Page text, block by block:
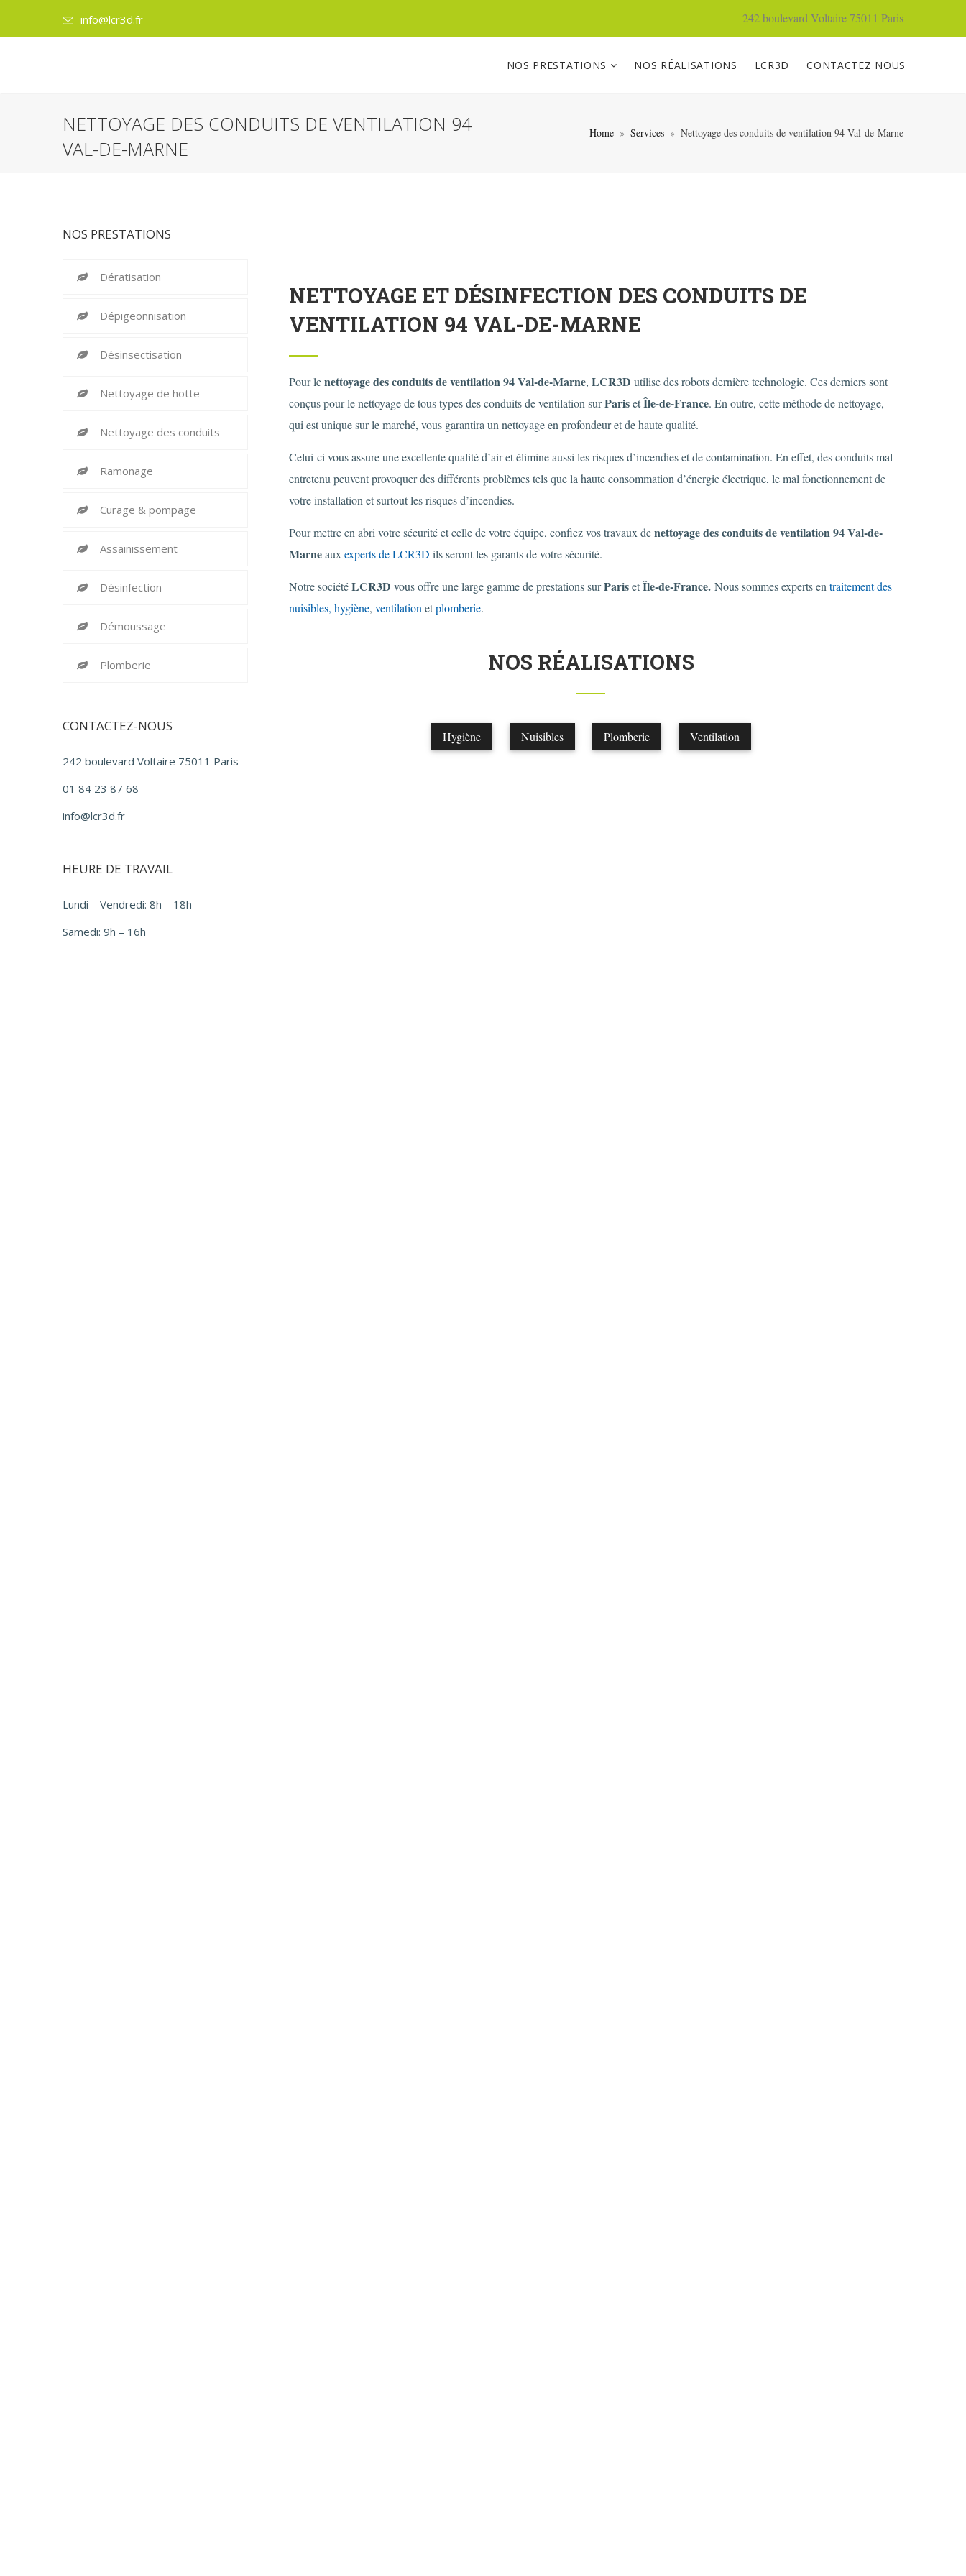
info@lcr3d.fr 242 boulevard Voltaire 75011 Paris
NOS PRESTATIONS NOS RÉALISATIONS LCR3D CONTACTEZ NOUS
NETTOYAGE DES CONDUITS DE VENTILATION 94
VAL-DE-MARNE
Home Services Nettoyage des conduits de ventilation 94 Val-de-Marne
NETTOYAGE ET DÉSINFECTION DES CONDUITS DE
VENTILATION 94 VAL-DE-MARNE
Pour lenettoyage des conduits de ventilation 94 Val-de-Marne, LCR3D utilise des robots dernière technologie. Ces derniers sont
conçus pour le nettoyage de tous types des conduits de ventilation surParisetÎle-de-France. En outre, cette méthode de nettoyage,
qui est unique sur le marché, vous garantira un nettoyage en profondeur et de haute qualité.
Celui-ci vous assure une excellente qualité d’air et élimine aussi les risques d’incendies et de contamination. En effet, des conduits mal
entretenu peuvent provoquer des différents problèmes tels que la haute consommation d’énergie électrique, le mal fonctionnement de
votre installation et surtout les risques d’incendies.
Pour mettre en abri votre sécurité et celle de votre équipe, confiez vos travaux denettoyage des conduits de ventilation 94 Val-de-
Marneaux experts de LCR3D ils seront les garants de votre sécurité.
Notre sociétéLCR3D vous offre une large gamme de prestations surParisetÎle-de-France. Nous sommes experts en traitement des
nuisibles, hygiène, ventilation etplomberie.
NOS RÉALISATIONS
Hygiène Nuisibles Plomberie Ventilation
NOS PRESTATIONS
Dératisation
Dépigeonnisation
Désinsectisation
Nettoyage de hotte
Nettoyage des conduits
Ramonage
Curage & pompage
Assainissement
Désinfection
Démoussage
Plomberie
CONTACTEZ-NOUS
242 boulevard Voltaire 75011 Paris
01 84 23 87 68
info@lcr3d.fr
HEURE DE TRAVAIL
Lundi – Vendredi: 8h – 18h
Samedi: 9h – 16h